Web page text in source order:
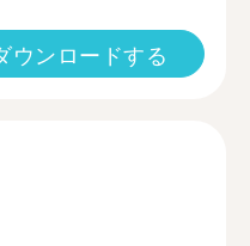
ウンロードする